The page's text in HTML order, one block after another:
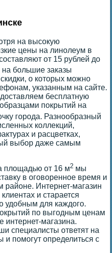
на высокую
цены на линолеум в
от 15 рублей до
на большие заказы
о которых можно
указанным на сайте.
бесплатную
покрытий на
города. Разнообразный
коллекций,
и расцветках,
выбор даже самым
площадью от 16 м2 мы
в оговоренное время и
районе. Интернет-магазин
и старается
удобным для каждого.
по выгодным ценам
интернет-магазина.
специалисты ответят на
помогут определиться с